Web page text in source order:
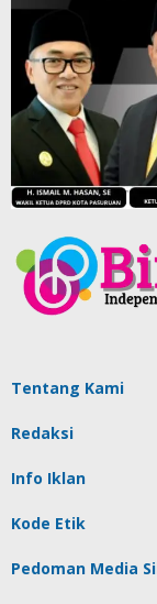
Tentang Kami
Redaksi
Info Iklan
Kode Etik
Pedoman Media